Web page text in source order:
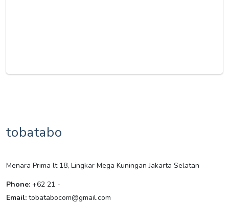
tobatabo
Menara Prima lt 18, Lingkar Mega Kuningan Jakarta Selatan
Phone: +62 21 -
Email: tobatabocom@gmail.com